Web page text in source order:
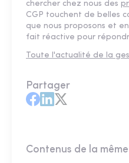
chercher chez nous des
CGP touchent de belles
que nous proposons et
fait réactive pour
Toute l'actualité de la
Partager
Contenus de la